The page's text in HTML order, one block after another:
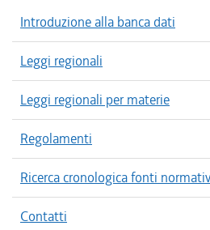
Introduzione alla banca dati
Leggi regionali
Leggi regionali per materie
Regolamenti
Ricerca cronologica fonti
Contatti